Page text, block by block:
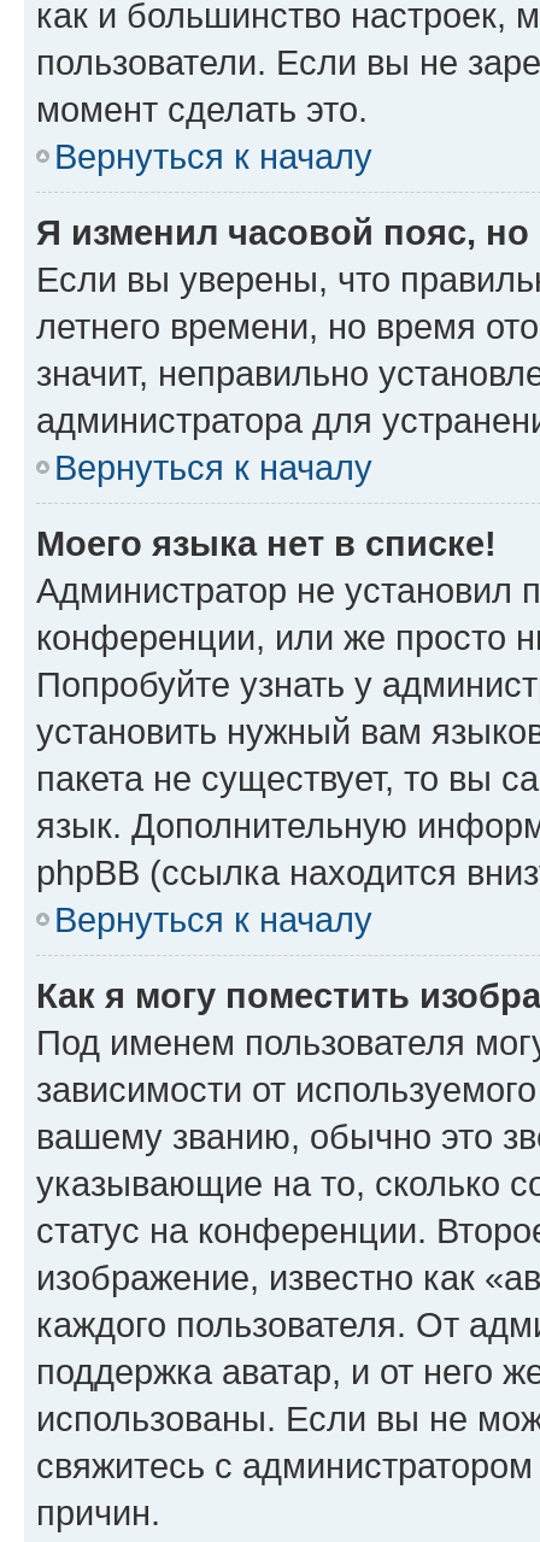
как и большинство настроек,
пользователи. Если вы не
момент сделать это.
Вернуться к началу
Я изменил часовой пояс,
Если вы уверены, что
летнего времени, но время
значит, неправильно
администратора для
Вернуться к началу
Моего языка нет в списке!
Администратор не установил
конференции, или же просто
Попробуйте узнать у
установить нужный вам
пакета не существует, то вы
язык. Дополнительную
phpBB (ссылка находится
Вернуться к началу
Как я могу поместить
Под именем пользователя
зависимости от
вашему званию, обычно это
указывающие на то, сколько
статус на конференции.
изображение, известно как
каждого пользователя. От
поддержка аватар, и от него
использованы. Если вы не
свяжитесь с
причин.